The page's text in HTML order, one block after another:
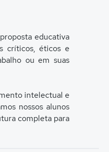
educativa
críticos, éticos e
ou em suas
intelectual e
nossos alunos
completa para